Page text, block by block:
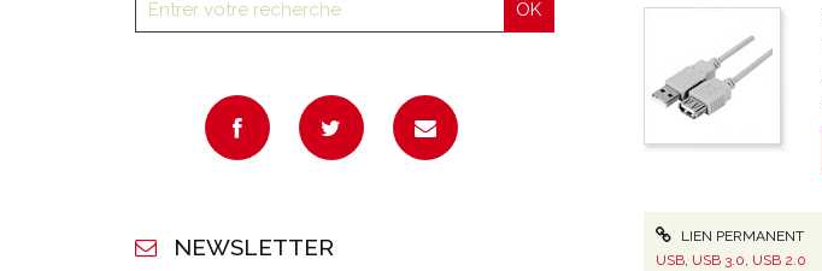
NEWSLETTER LIEN PERMANENT
USB, USB 3.0, USB 2.0